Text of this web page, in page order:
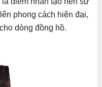
phong cách hiện đại,
dòng đồng hồ.